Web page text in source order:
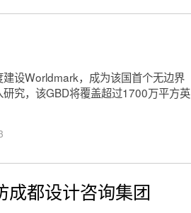
设Worldmark，成为该国首个无边界
究，该GBD将覆盖超过1700万平方英
成都设计咨询集团